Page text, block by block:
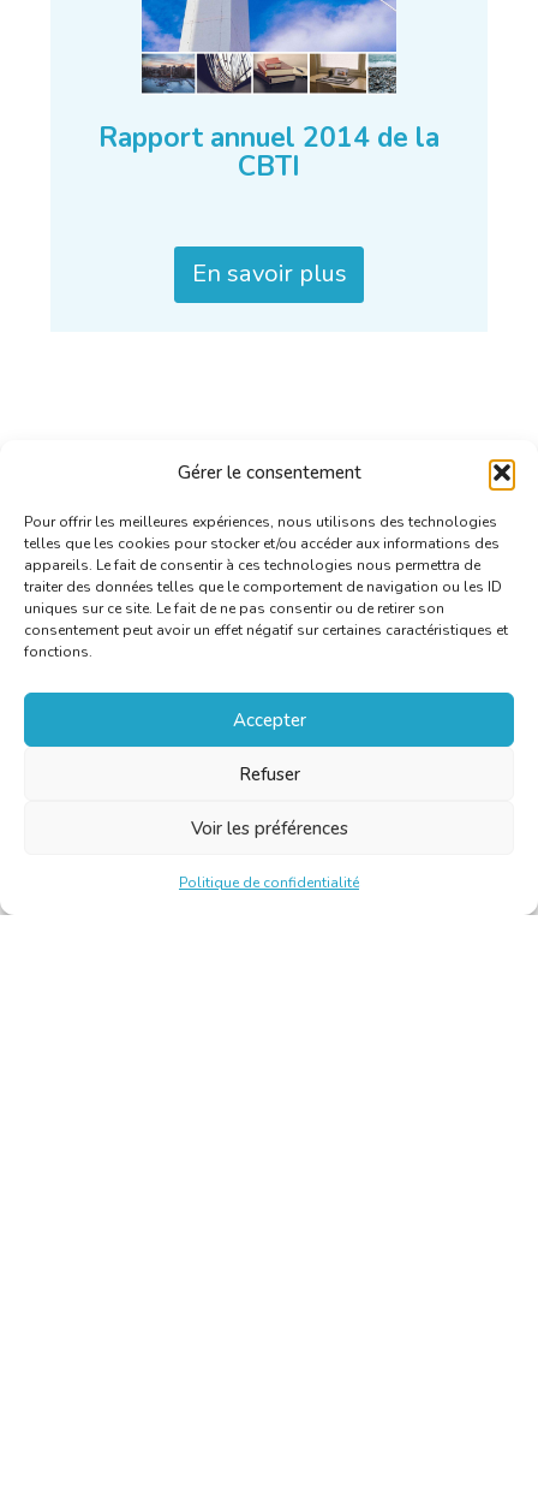
Gérer le consentement
Pour offrir les meilleures expériences, nous utilisons des technologies
telles que les cookies pour stocker et/ou accéder aux informations des
appareils. Le fait de consentir à ces technologies nous permettra de
traiter des données telles que le comportement de navigation ou les ID
uniques sur ce site. Le fait de ne pas consentir ou de retirer son
consentement peut avoir un effet négatif sur certaines caractéristiques et
fonctions.
Accepter
Refuser
Voir les préférences
Politique de confidentialité
Rapport annuel 2014 de la
CBTI
En savoir plus